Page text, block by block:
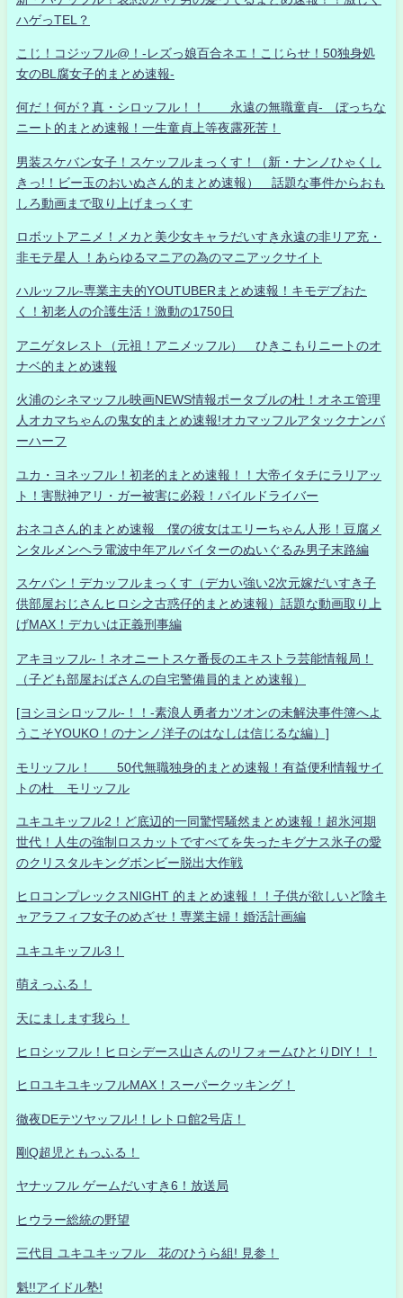
ハゲっTEL？
こじ！コジッフル@！-レズっ娘百合ネエ！こじらせ！50独身処
女のBL腐女子的まとめ速報-
何だ！何が？真・シロッフル！！ 永遠の無職童貞- ぼっちな
ニート的まとめ速報！一生童貞上等夜露死苦！
男装スケバン女子！スケッフルまっくす！（新・ナンノひゃくし
きっ!！ビー玉のおいぬさん的まとめ速報） 話題な事件からおも
しろ動画まで取り上げまっくす
ロボットアニメ！メカと美少女キャラだいすき永遠の非リア充・
非モテ星人 ！あらゆるマニアの為のマニアックサイト
ハルッフル-専業主夫的YOUTUBERまとめ速報！キモデブおた
く！初老人の介護生活！激動の1750日
アニゲタレスト（元祖！アニメッフル） ひきこもりニートのオ
ナベ的まとめ速報
火浦のシネマッフル映画NEWS情報ポータブルの杜！オネエ管理
人オカマちゃんの鬼女的まとめ速報!オカマッフルアタックナンバ
ーハーフ
ユカ・ヨネッフル！初老的まとめ速報！！大帝イタチにラリアッ
ト！害獣神アリ・ガー被害に必殺！パイルドライバー
おネコさん的まとめ速報 僕の彼女はエリーちゃん人形！豆腐メ
ンタルメンヘラ電波中年アルバイターのぬいぐるみ男子末路編
スケバン！デカッフルまっくす（デカい強い2次元嫁だいすき子
供部屋おじさんヒロシ之古惑仔的まとめ速報）話題な動画取り上
げMAX！デカいは正義刑事編
アキヨッフル-！ネオニートスケ番長のエキストラ芸能情報局！
（子ども部屋おばさんの自宅警備員的まとめ速報）
[ヨシヨシロッフル-！！-素浪人勇者カツオンの未解決事件簿へよ
うこそYOUKO！のナンノ洋子のはなしは信じるな編）]
モリッフル！ 50代無職独身的まとめ速報！有益便利情報サイ
トの杜 モリッフル
ユキユキッフル2！ど底辺的一同驚愕騒然まとめ速報！超氷河期
世代！人生の強制ロスカットですべてを失ったキグナス氷子の愛
のクリスタルキングボンビー脱出大作戦
ヒロコンプレックスNIGHT 的まとめ速報！！子供が欲しいど陰キ
ャアラフィフ女子のめざせ！専業主婦！婚活計画編
ユキユキッフル3！
萌えっふる！
天にまします我ら！
ヒロシッフル！ヒロシデース山さんのリフォームひとりDIY！！
ヒロユキユキッフルMAX！スーパークッキング！
徹夜DEテツヤッフル!！レトロ館2号店！
剛Q超児ともっふる！
ヤナッフル ゲームだいすき6！放送局
ヒウラー総統の野望
三代目 ユキユキッフル 花のひうら組! 見参！
魁!!アイドル塾!